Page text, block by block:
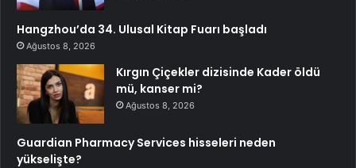
Hangzhou’da 34. Ulusal Kitap Fuarı başladı
Ağustos 8, 2026
Kırgın Çiçekler dizisinde Kader öldü
mü, kanser mi?
Ağustos 8, 2026
Guardian Pharmacy Services hisseleri neden
yükselişte?